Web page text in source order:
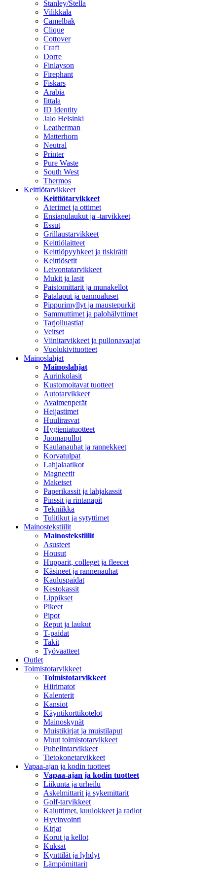
Stanley/Stella
Vilikkala
Camelbak
Clique
Cottover
Craft
Dorre
Finlayson
Firephant
Fiskars
Arabia
Iittala
ID Identity
Jalo Helsinki
Leatherman
Matterhorn
Neutral
Printer
Pure Waste
South West
Thermos
Keittiötarvikkeet
Keittiötarvikkeet
Aterimet ja ottimet
Ensiapulaukut ja -tarvikkeet
Essut
Grillaustarvikkeet
Keittiölaitteet
Keittiöpyyhkeet ja tiskirätit
Keittiösetit
Leivontatarvikkeet
Mukit ja lasit
Paistomittarit ja munakellot
Patalaput ja pannualuset
Pippurimyllyt ja maustepurkit
Sammuttimet ja palohälyttimet
Tarjoiluastiat
Veitset
Viinitarvikkeet ja pullonavaajat
Vuolukivituotteet
Mainoslahjat
Mainoslahjat
Aurinkolasit
Kustomoitavat tuotteet
Autotarvikkeet
Avaimenperät
Heijastimet
Huulirasvat
Hygieniatuotteet
Juomapullot
Kaulanauhat ja rannekkeet
Korvatulpat
Lahjalaatikot
Magneetit
Makeiset
Paperikassit ja lahjakassit
Pinssit ja rintanapit
Tekniikka
Tulitikut ja sytyttimet
Mainostekstiilit
Mainostekstiilit
Asusteet
Housut
Hupparit, colleget ja fleecet
Käsineet ja rannenauhat
Kauluspaidat
Kestokassit
Lippikset
Pikeet
Pipot
Reput ja laukut
T-paidat
Takit
Työvaatteet
Outlet
Toimistotarvikkeet
Toimistotarvikkeet
Hiirimatot
Kalenterit
Kansiot
Käyntikorttikotelot
Mainoskynät
Muistikirjat ja muistilaput
Muut toimistotarvikkeet
Puhelintarvikkeet
Tietokonetarvikkeet
Vapaa-ajan ja kodin tuotteet
Vapaa-ajan ja kodin tuotteet
Liikunta ja urheilu
Askelmittarit ja sykemittarit
Golf-tarvikkeet
Kaiuttimet, kuulokkeet ja radiot
Hyvinvointi
Kirjat
Korut ja kellot
Kuksat
Kynttilät ja lyhdyt
Lämpömittarit